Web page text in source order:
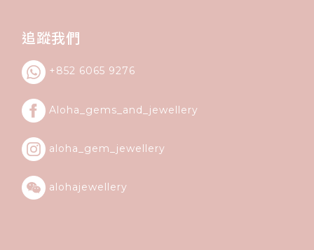
追蹤我們
+852 6065 9276
Aloha_gems_and_ jewellery
aloha_gem_jewellery
alohajewellery